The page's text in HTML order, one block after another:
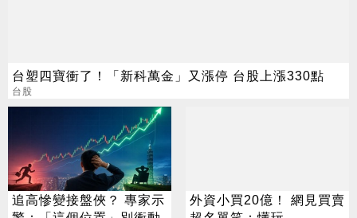
台塑四寶衝了！「新科萬金」又漲停 台股上漲330點
台股
追高慘變接盤俠？ 專家示
外資小買20億！ 網見買賣